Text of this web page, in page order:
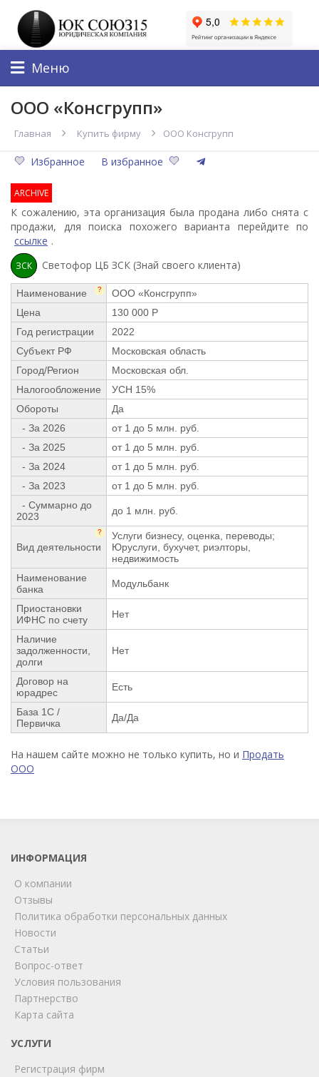
Меню
ООО «Консгрупп»
Главная Купить фирму ООО Консгрупп
Избранное В избранное
ARCHIVE
К сожалению, эта организация была продана либо снята с
продажи, для поиска похожего варианта перейдите по
ссылке .
ЗСК Светофор ЦБ ЗСК (Знай своего клиента)
Наименование ?
ООО «Консгрупп»
Цена
130 000 Р
Год регистрации
2022
Субъект РФ
Московская область
Город/Регион
Московская обл.
Налогообложение
УСН 15%
Обороты
Да
- За 2026
от 1 до 5 млн. руб.
- За 2025
от 1 до 5 млн. руб.
- За 2024
от 1 до 5 млн. руб.
- За 2023
от 1 до 5 млн. руб.
- Суммарно до
2023
до 1 млн. руб.
Вид деятельности
?
Услуги бизнесу, оценка, переводы;
Юруслуги, бухучет, риэлторы,
недвижимость
Наименование
банка
Модульбанк
Приостановки
ИФНС по счету
Нет
Наличие
задолженности,
долги
Нет
Договор на
юрадрес
Есть
База 1С /
Первичка
Да/Да
На нашем сайте можно не только купить, но и Продать
ООО
ИНФОРМАЦИЯ
О компании
Отзывы
Политика обработки персональных данных
Новости
Статьи
Вопрос-ответ
Условия пользования
Партнерство
Карта сайта
УСЛУГИ
Регистрация фирм